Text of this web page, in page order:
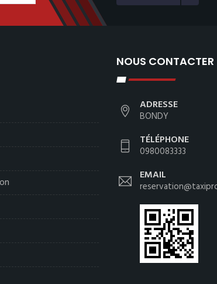
NOUS CONTACTER
ADRESSE
BONDY
TÉLÉPHONE
0980083333
EMAIL